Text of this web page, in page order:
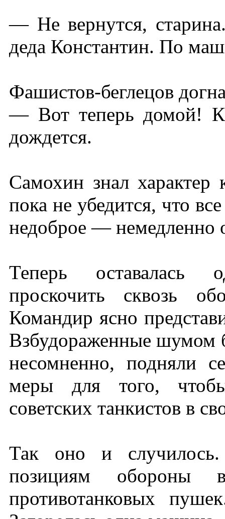
— Не вернутся,
деда Константин. По
Фашистов-беглецов
— Вот теперь домой!
дождется.
Самохин знал характер
пока не убедится, что
недоброе — немедленно
Теперь оставалась
проскочить сквозь
Командир ясно
Взбудораженные шумом
несомненно, подняли
меры для того, чтобы
советских танкистов в
Так оно и
позициям обороны
противотанковых